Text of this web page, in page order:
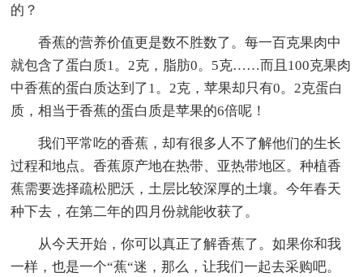
的？
香蕉的营养价值更是数不胜数了。每一百克果肉中
就包含了蛋白质1。2克，脂肪0。5克……而且100克果肉
中香蕉的蛋白质达到了1。2克，苹果却只有0。2克蛋白
质，相当于香蕉的蛋白质是苹果的6倍呢！
我们平常吃的香蕉，却有很多人不了解他们的生长
过程和地点。香蕉原产地在热带、亚热带地区。种植香
蕉需要选择疏松肥沃，土层比较深厚的土壤。今年春天
种下去，在第二年的四月份就能收获了。
从今天开始，你可以真正了解香蕉了。如果你和我
一样，也是一个“蕉“迷，那么，让我们一起去采购吧。